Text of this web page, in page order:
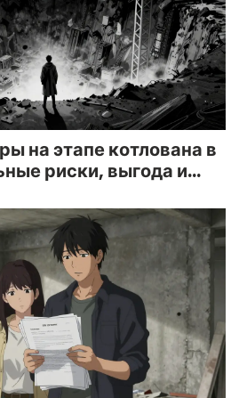
на этапе котлована в
риски, выгода и